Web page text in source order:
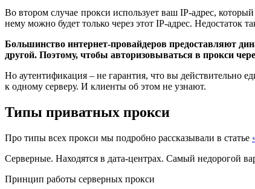
Во втором случае прокси использует ваш IP-адрес,
нему можно будет только через этот IP-адрес. Недостаток
Большинство интернет-провайдеров предоставляют
другой. Поэтому, чтобы авторизовываться в прокси
Но аутентификация – не гарантия, что вы действительно
к одному серверу. И клиенты об этом не узнают.
Типы приватных прокси
Про типы всех прокси мы подробно рассказывали в статье
Серверные. Находятся в дата-центрах. Самый недорогой
Принцип работы серверных прокси